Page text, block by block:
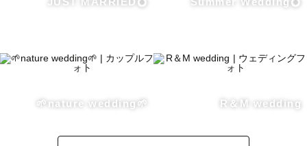
4.   ムービー撮影プランについて
🌱nature wedding🌱 R＆M wedding